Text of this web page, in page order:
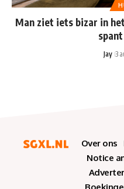
Man ziet iets bizar in
Jay 3
Over ons
Notice